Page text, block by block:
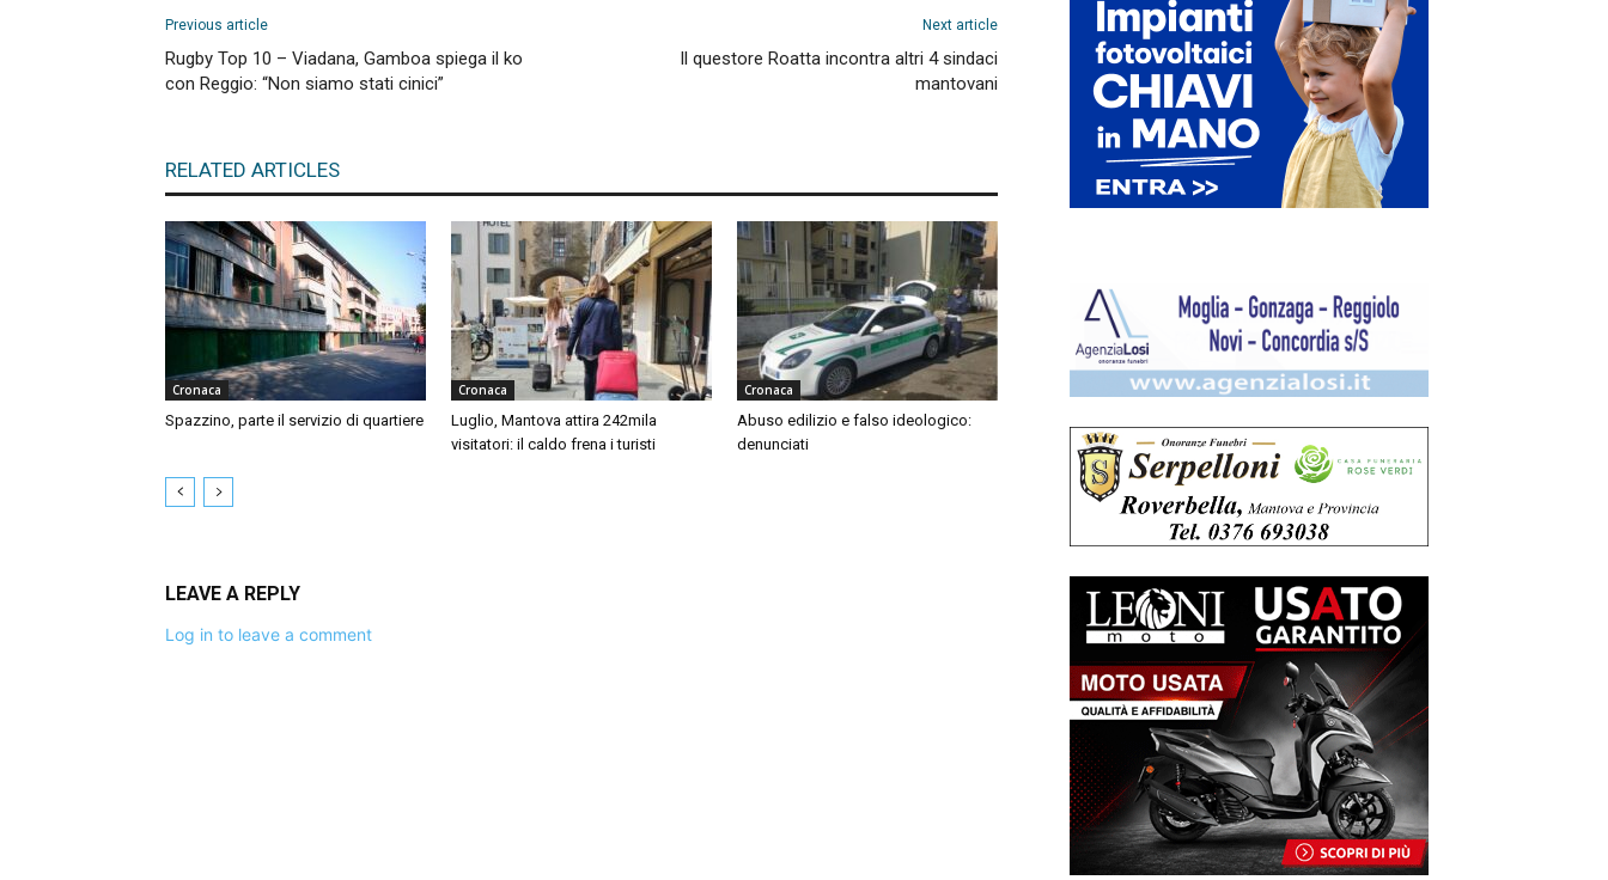
Previous article
Rugby Top 10 – Viadana, Gamboa spiega il ko
con Reggio: “Non siamo stati cinici”
Next article
Il questore Roatta incontra altri 4 sindaci
mantovani
RELATED ARTICLES
Cronaca
Spazzino, parte il servizio di quartiere
Cronaca
Luglio, Mantova attira 242mila
visitatori: il caldo frena i turisti
Cronaca
Abuso edilizio e falso ideologico:
denunciati
LEAVE A REPLY
Log in to leave a comment